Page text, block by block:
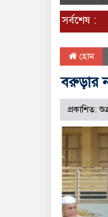
সর্বশেষ :
হোম
বরুড়ার
প্রকাশিত: